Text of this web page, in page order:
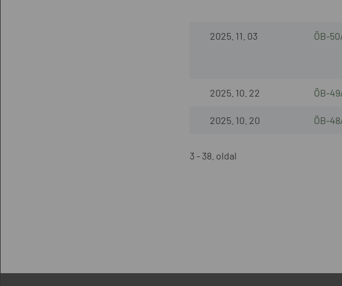
2025. 11. 03 ÖB-
2025. 10. 22 ÖB-
2025. 10. 20 ÖB-
3 - 38. oldal